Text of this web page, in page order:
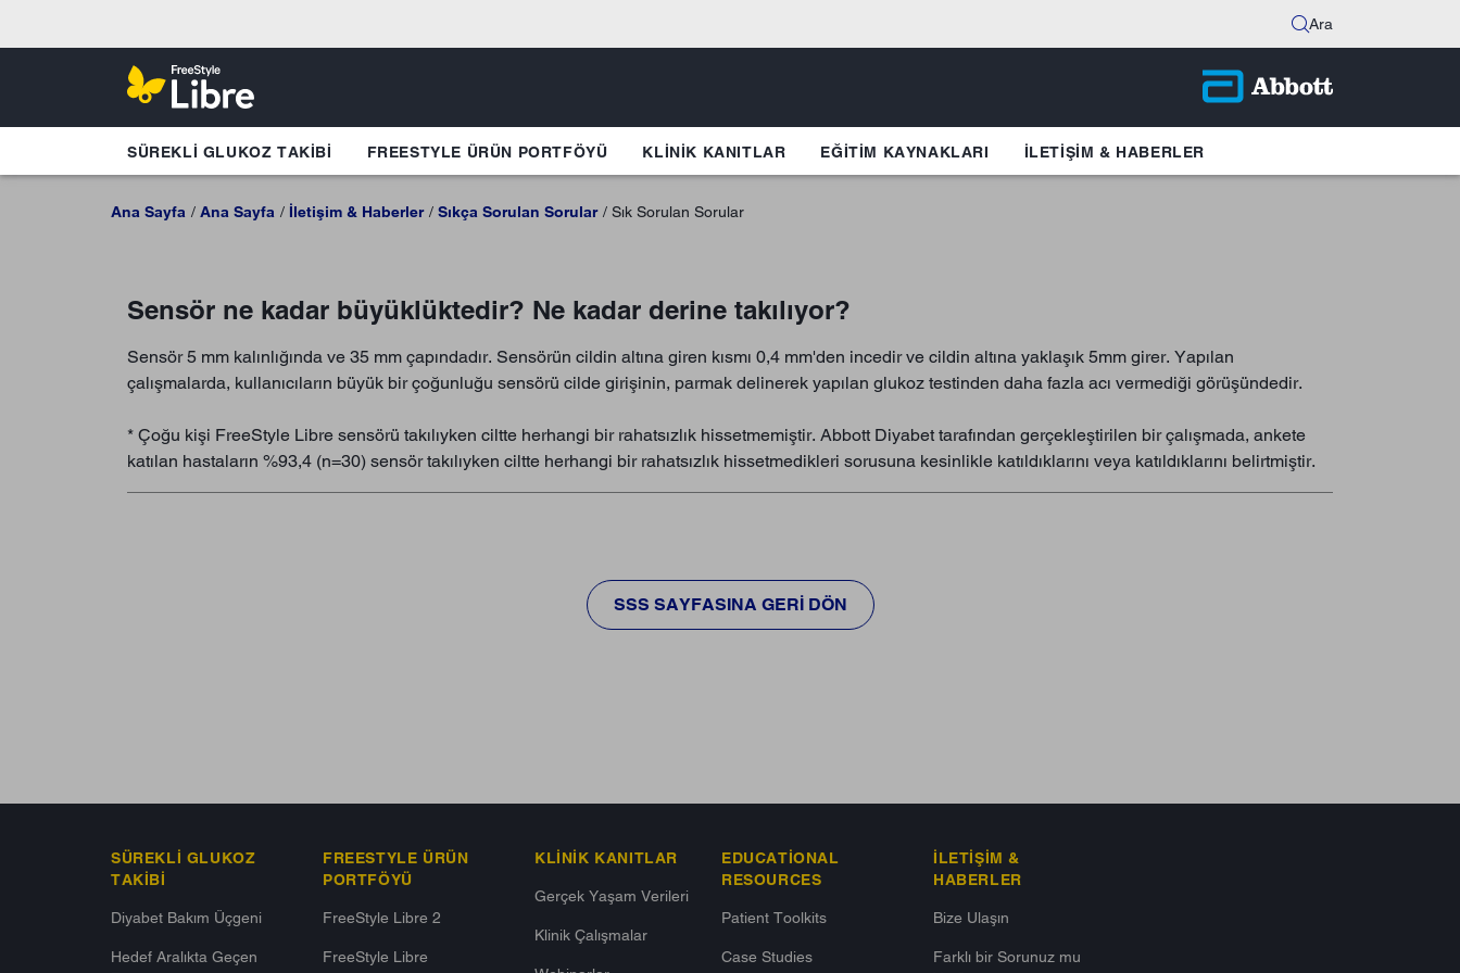
Ara
SÜREKLI GLUKOZ TAKIBI FREESTYLE ÜRÜN PORTFÖYÜ KLINIK KANITLAR EĞİTİM KAYNAKLARI İLETIŞIM & HABERLER
Ana Sayfa Ana Sayfa İletişim & Haberler Sıkça Sorulan Sorular Sık Sorulan Sorular
Sensör ne kadar büyüklüktedir? Ne kadar derine takılıyor?
Sensör 5 mm kalınlığında ve 35 mm çapındadır. Sensörün cildin altına giren kısmı 0,4 mm'den incedir ve cildin altına yaklaşık 5mm girer. Yapılan
çalışmalarda, kullanıcıların büyük bir çoğunluğu sensörü cilde girişinin, parmak delinerek yapılan glukoz testinden daha fazla acı vermediği görüşündedir.
* Çoğu kişi FreeStyle Libre sensörü takılıyken ciltte herhangi bir rahatsızlık hissetmemiştir. Abbott Diyabet tarafından gerçekleştirilen bir çalışmada, ankete
katılan hastaların %93,4 (n=30) sensör takılıyken ciltte herhangi bir rahatsızlık hissetmedikleri sorusuna kesinlikle katıldıklarını veya katıldıklarını belirtmiştir.
SSS SAYFASINA GERI DÖN
SÜREKLI GLUKOZ
TAKIBI
Diyabet Bakım Üçgeni​
Hedef Aralıkta Geçen
FREESTYLE ÜRÜN
PORTFÖYÜ
FreeStyle Libre 2
FreeStyle Libre
KLINIK KANITLAR
Gerçek Yaşam Verileri
Klinik Çalışmalar
EDUCATIONAL
RESOURCES
Patient Toolkits
Case Studies
İLETIŞIM &
HABERLER
Bize Ulaşın
Farklı bir Sorunuz mu